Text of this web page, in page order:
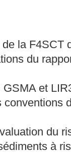
la F4SCT
du
et
conventions
du
à